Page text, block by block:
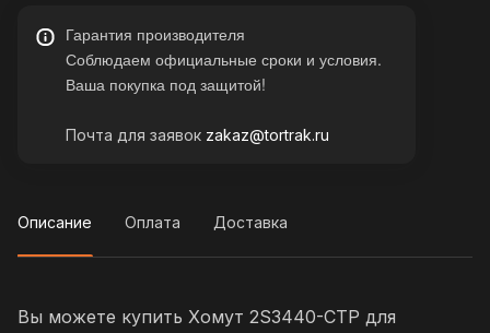
Гарантия производителя
Соблюдаем официальные сроки и условия.
Ваша покупка под защитой!
Почта для заявок zakaz@tortrak.ru
Описание Оплата Доставка
Вы можете купить Хомут 2S3440-CTP для